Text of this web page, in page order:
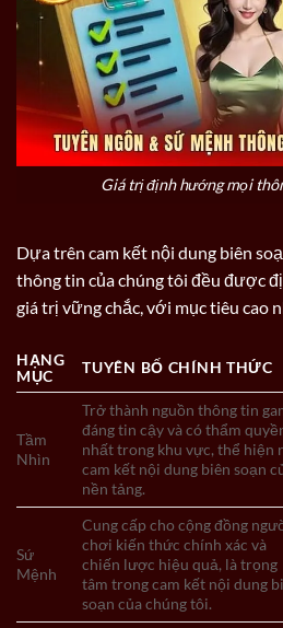
Giá trị định hướng mọi
Dựa trên cam kết nội dung biên
thông tin của chúng tôi đều được
giá trị vững chắc, với mục tiêu cao
HẠNG
MỤC
TUYÊN BỐ CHÍNH THỨC
Tầm
Nhìn
Trở thành nguồn thông tin
đáng tin cậy và có thẩm
nhất trong khu vực, thể hiện
cam kết nội dung biên soạn
nền tảng.
Sứ
Mệnh
Cung cấp cho cộng đồng
chơi kiến thức chính xác và
chiến lược hiệu quả, là trọng
tâm trong cam kết nội dung
soạn của chúng tôi.